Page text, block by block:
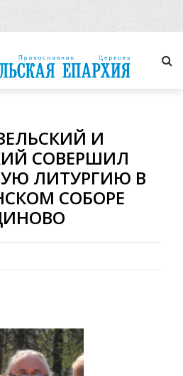
И
СОВЕРШИЛ
ЛИТУРГИЮ В
СОБОРЕ